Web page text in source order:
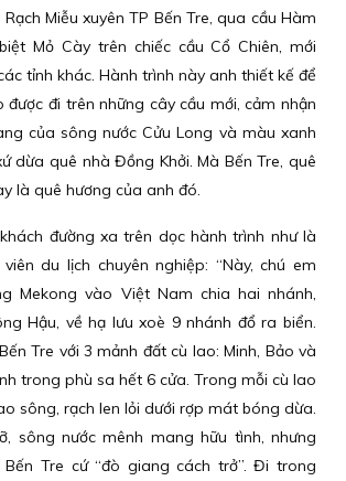
Miễu xuyên TP Bến Tre, qua cầu Hàm
Mỏ Cày trên chiếc cầu Cổ Chiên, mới
tỉnh khác. Hành trình này anh thiết kế để
đi trên những cây cầu mới, cảm nhận
của sông nước Cửu Long và màu xanh
dừa quê nhà Đồng Khởi. Mà Bến Tre, quê
là quê hương của anh đó.
đường xa trên dọc hành trình như là
du lịch chuyên nghiệp: “Này, chú em
Mekong vào Việt Nam chia hai nhánh,
Hậu, về hạ lưu xoè 9 nhánh đổ ra biển.
Tre với 3 mảnh đất cù lao: Minh, Bảo và
trong phù sa hết 6 cửa. Trong mỗi cù lao
sông, rạch len lỏi dưới rợp mát bóng dừa.
sông nước mênh mang hữu tình, nhưng
Tre cứ “đò giang cách trở”. Đi trong